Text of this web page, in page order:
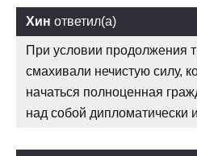
Хин ответил(а)
При условии продолжения
смахивали нечистую силу,
начаться полноценная
над собой дипломатически